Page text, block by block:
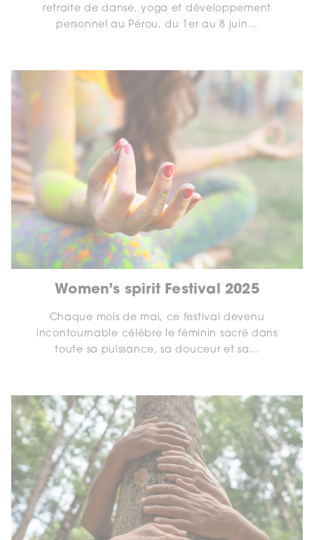
retraite de danse, yoga et développement
personnel au Pérou, du 1er au 8 juin...
Women’s spirit Festival 2025
Chaque mois de mai, ce festival devenu
incontournable célèbre le féminin sacré dans
toute sa puissance, sa douceur et sa...